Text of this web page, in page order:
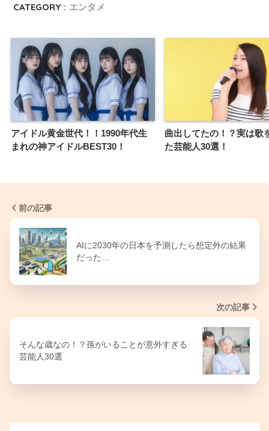
CATEGORY : エンタメ
アイドル黄金世代！！1990年代生
まれの神アイドルBEST30！
曲出してたの！？実は歌
た芸能人30選！
前の記事
AIに2030年の日本を予測したら想定外の結果
だった…
次の記事
そんな歳なの！？孫がいることが意外すぎる
芸能人30選